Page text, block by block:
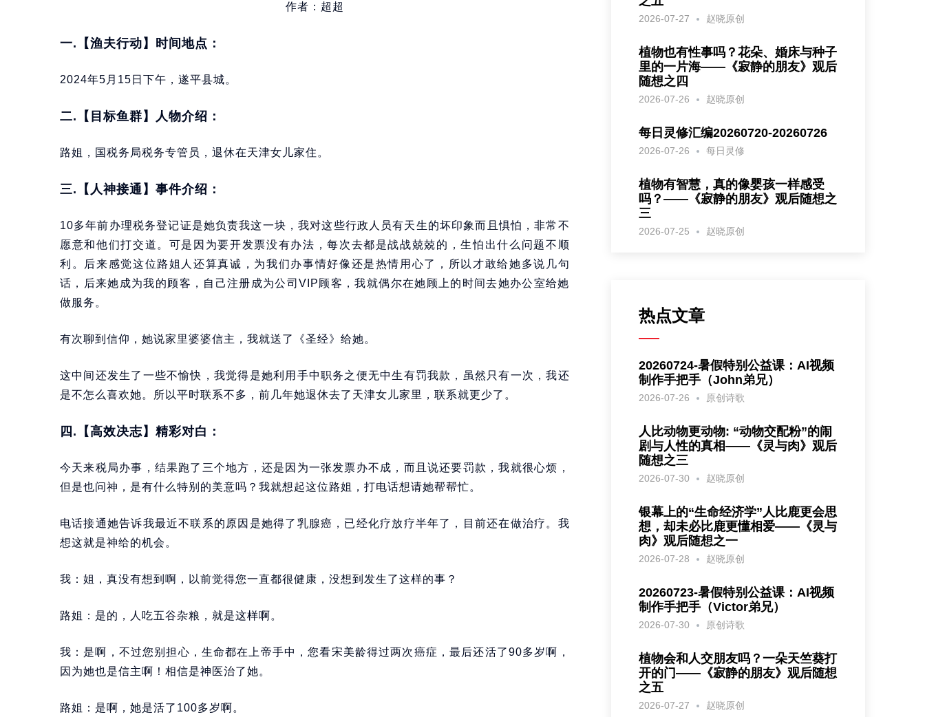
作者：超超
一.【渔夫行动】时间地点：
2024年5月15日下午，遂平县城。
二.【目标鱼群】人物介绍：
路姐，国税务局税务专管员，退休在天津女儿家住。
三.【人神接通】事件介绍：
10多年前办理税务登记证是她负责我这一块，我对这些行政人员有天生的坏印象而且惧怕，非常不
愿意和他们打交道。可是因为要开发票没有办法，每次去都是战战兢兢的，生怕出什么问题不顺
利。后来感觉这位路姐人还算真诚，为我们办事情好像还是热情用心了，所以才敢给她多说几句
话，后来她成为我的顾客，自己注册成为公司VIP顾客，我就偶尔在她顾上的时间去她办公室给她
做服务。
有次聊到信仰，她说家里婆婆信主，我就送了《圣经》给她。
这中间还发生了一些不愉快，我觉得是她利用手中职务之便无中生有罚我款，虽然只有一次，我还
是不怎么喜欢她。所以平时联系不多，前几年她退休去了天津女儿家里，联系就更少了。
四.【高效决志】精彩对白：
今天来税局办事，结果跑了三个地方，还是因为一张发票办不成，而且说还要罚款，我就很心烦，
但是也问神，是有什么特别的美意吗？我就想起这位路姐，打电话想请她帮帮忙。
电话接通她告诉我最近不联系的原因是她得了乳腺癌，已经化疗放疗半年了，目前还在做治疗。我
想这就是神给的机会。
我：姐，真没有想到啊，以前觉得您一直都很健康，没想到发生了这样的事？
路姐：是的，人吃五谷杂粮，就是这样啊。
我：是啊，不过您别担心，生命都在上帝手中，您看宋美龄得过两次癌症，最后还活了90多岁啊，
因为她也是信主啊！相信是神医治了她。
路姐：是啊，她是活了100多岁啊。
2026-07-27 赵晓原创
植物也有性事吗？花朵、婚床与种子
里的一片海——《寂静的朋友》观后
随想之四
2026-07-26 赵晓原创
每日灵修汇编20260720-20260726
2026-07-26 每日灵修
植物有智慧，真的像婴孩一样感受
吗？——《寂静的朋友》观后随想之
三
2026-07-25 赵晓原创
热点文章
20260724-暑假特别公益课：AI视频
制作手把手（John弟兄）
2026-07-26 原创诗歌
人比动物更动物: “动物交配粉”的闹
剧与人性的真相——《灵与肉》观后
随想之三
2026-07-30 赵晓原创
银幕上的“生命经济学”人比鹿更会思
想，却未必比鹿更懂相爱——《灵与
肉》观后随想之一
2026-07-28 赵晓原创
20260723-暑假特别公益课：AI视频
制作手把手（Victor弟兄）
2026-07-30 原创诗歌
植物会和人交朋友吗？一朵天竺葵打
开的门——《寂静的朋友》观后随想
之五
2026-07-27 赵晓原创